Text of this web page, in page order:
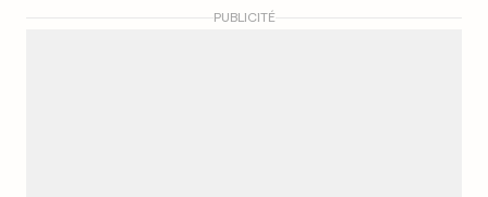
PUBLICITÉ